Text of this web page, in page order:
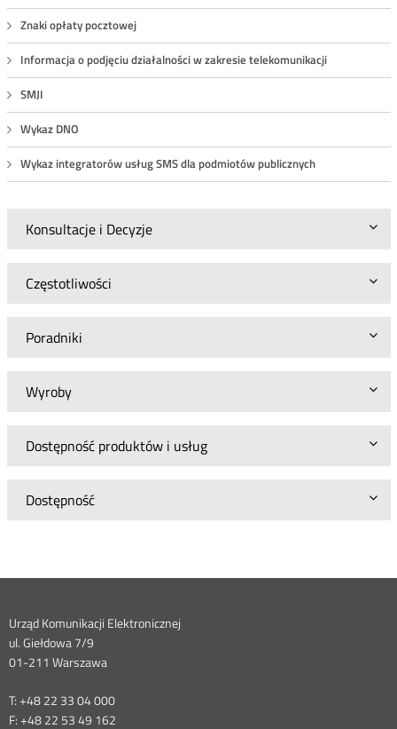
Znaki opłaty pocztowej
Informacja o podjęciu działalności w zakresie telekomunikacji
SMJI
Wykaz DNO
Wykaz integratorów usług SMS dla podmiotów publicznych
Konsultacje i Decyzje
Częstotliwości
Poradniki
Wyroby
Dostępność produktów i usług
Dostępność
Dane
kontaktowe
Urząd Komunikacji Elektronicznej
ul. Giełdowa 7/9
01-211 Warszawa
T: +48 22 33 04 000
F: +48 22 53 49 162